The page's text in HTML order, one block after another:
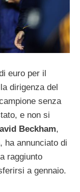
euro per il
dirigenza del
senza
e non si
Beckham,
ha annunciato di
raggiunto
a gennaio.